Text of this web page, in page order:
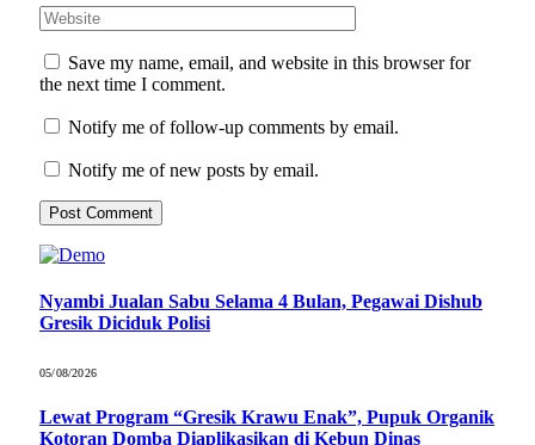
Save my name, email, and website in this browser for
the next time I comment.
Notify me of follow-up comments by email.
Notify me of new posts by email.
Nyambi Jualan Sabu Selama 4 Bulan, Pegawai Dishub
Gresik Diciduk Polisi
05/08/2026
Lewat Program “Gresik Krawu Enak”, Pupuk Organik
Kotoran Domba Diaplikasikan di Kebun Dinas